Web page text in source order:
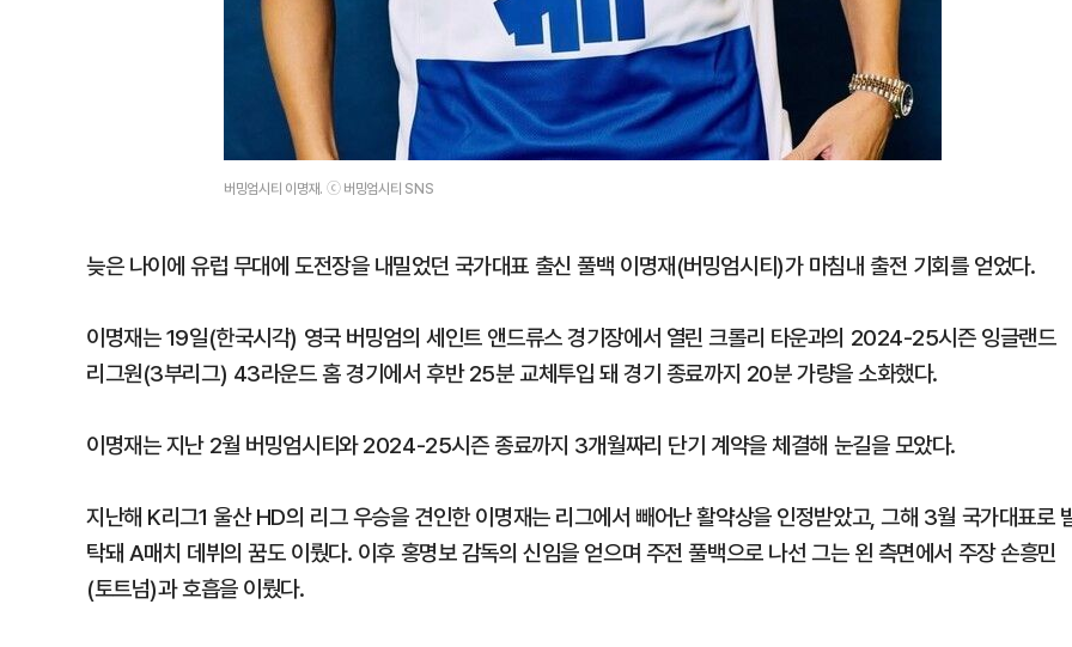
버밍엄시티 이명재. ⓒ 버밍엄시티 SNS
늦은 나이에 유럽 무대에 도전장을 내밀었던 국가대표 출신 풀백 이명재(버밍엄시티)가 마침내 출전 기회를 얻었다.
이명재는 19일(한국시각) 영국 버밍엄의 세인트 앤드류스 경기장에서 열린 크롤리 타운과의 2024-25시즌 잉글랜드
리그원(3부리그) 43라운드 홈 경기에서 후반 25분 교체투입 돼 경기 종료까지 20분 가량을 소화했다.
이명재는 지난 2월 버밍엄시티와 2024-25시즌 종료까지 3개월짜리 단기 계약을 체결해 눈길을 모았다.
지난해 K리그1 울산 HD의 리그 우승을 견인한 이명재는 리그에서 빼어난 활약상을 인정받았고, 그해 3월 국가대표로
탁돼 A매치 데뷔의 꿈도 이뤘다. 이후 홍명보 감독의 신임을 얻으며 주전 풀백으로 나선 그는 왼 측면에서 주장 손흥민
(토트넘)과 호흡을 이뤘다.